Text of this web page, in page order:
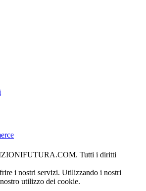
Tutti i diritti
i nostri servizi. Utilizzando i nostri
utilizzo dei cookie.